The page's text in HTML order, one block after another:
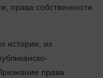
права собственности
истории, их
права